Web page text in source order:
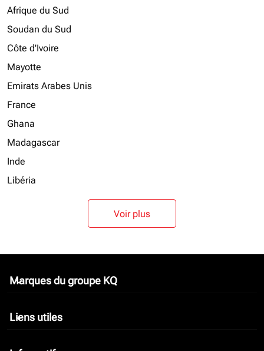
Afrique du Sud
Soudan du Sud
Côte d'Ivoire
Mayotte
Emirats Arabes Unis
France
Ghana
Madagascar
Inde
Libéria
Voir plus
Marques du groupe KQ
keyboard_arrow_down
Liens utiles
keyboard_arrow_down